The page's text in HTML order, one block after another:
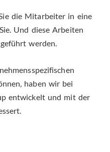
die Mitarbeiter in eine
Und diese Arbeiten
werden.
haben wir bei
entwickelt und mit der